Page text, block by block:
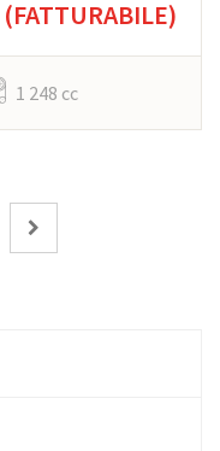
(FATTURABILE)
1 248 cc